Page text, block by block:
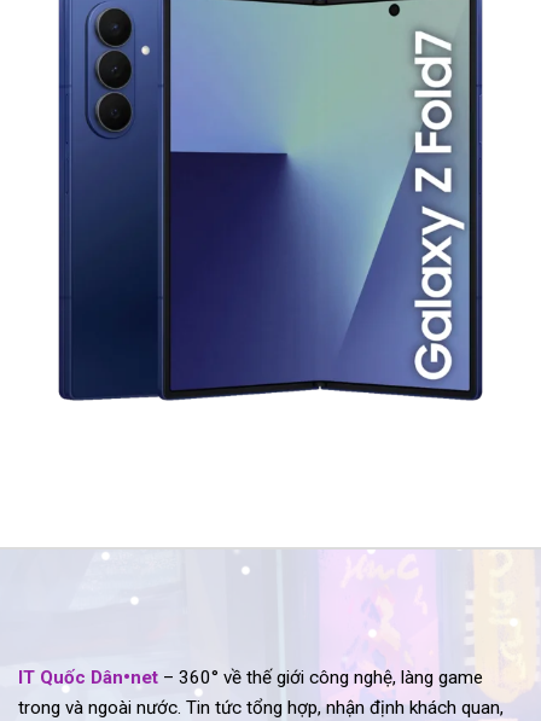
IT Quốc Dân•net – 360° về thế giới công nghệ, làng game
trong và ngoài nước. Tin tức tổng hợp, nhận định khách quan,